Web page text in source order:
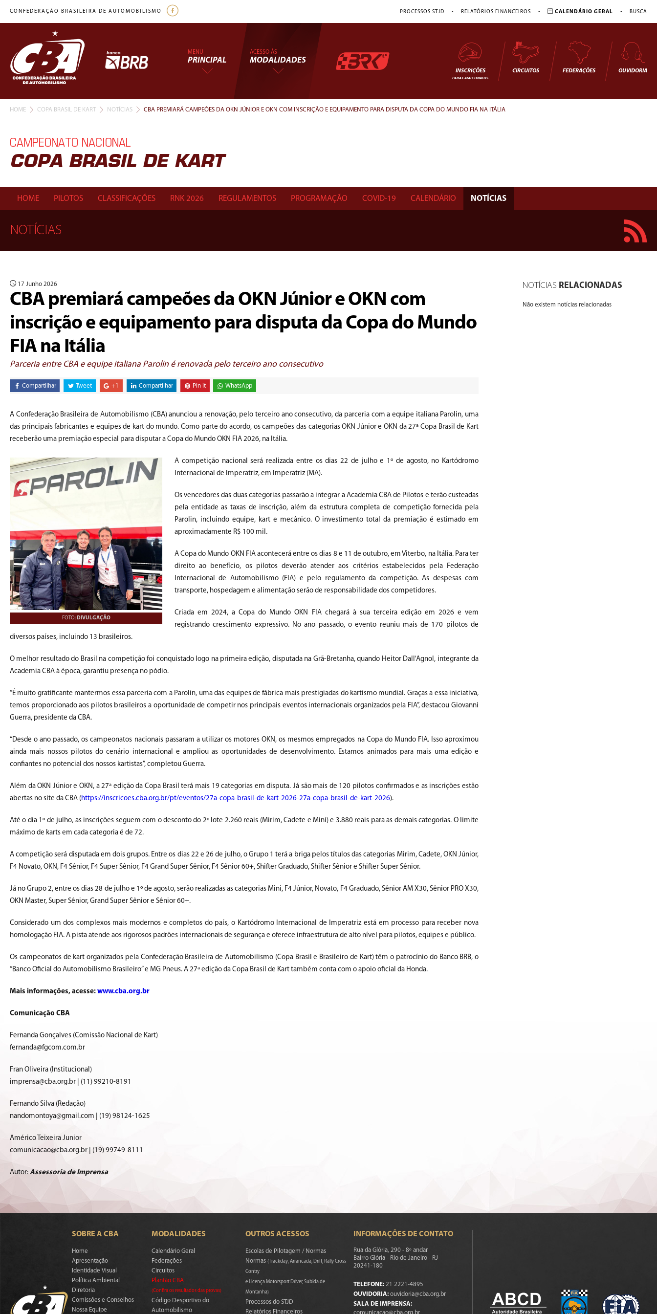
CONFEDERAÇÃO BRASILEIRA DE AUTOMOBILISMO PROCESSOS STJD • RELATÓRIOS FINANCEIROS • CALENDÁRIO GERAL • BUSCA
MENU
PRINCIPAL
ACESSO ÀS
MODALIDADES
INSCRIÇÕES
PARA CAMPEONATOS
CIRCUITOS FEDERAÇÕES OUVIDORIA
HOME COPA BRASIL DE KART NOTÍCIAS CBA PREMIARÁ CAMPEÕES DA OKN JÚNIOR E OKN COM INSCRIÇÃO E EQUIPAMENTO PARA DISPUTA DA COPA DO MUNDO FIA NA ITÁLIA
CAMPEONATO NACIONAL
COPA BRASIL DE KART
HOME PILOTOS CLASSIFICAÇÕES RNK 2026 REGULAMENTOS PROGRAMAÇÃO COVID-19 CALENDÁRIO NOTÍCIAS
NOTÍCIAS
17 Junho 2026
CBA premiará campeões da OKN Júnior e OKN com
inscrição e equipamento para disputa da Copa do Mundo
FIA na Itália
Parceria entre CBA e equipe italiana Parolin é renovada pelo terceiro ano consecutivo
Compartilhar Tweet +1 Compartilhar Pin it WhatsApp
A Confederação Brasileira de Automobilismo (CBA) anunciou a renovação, pelo terceiro ano consecutivo, da parceria com a equipe italiana Parolin, uma
das principais fabricantes e equipes de kart do mundo. Como parte do acordo, os campeões das categorias OKN Júnior e OKN da 27ª Copa Brasil de Kart
receberão uma premiação especial para disputar a Copa do Mundo OKN FIA 2026, na Itália.
FOTO: DIVULGAÇÃO
A competição nacional será realizada entre os dias 22 de julho e 1º de agosto, no Kartódromo
Internacional de Imperatriz, em Imperatriz (MA).
Os vencedores das duas categorias passarão a integrar a Academia CBA de Pilotos e terão custeadas
pela entidade as taxas de inscrição, além da estrutura completa de competição fornecida pela
Parolin, incluindo equipe, kart e mecânico. O investimento total da premiação é estimado em
aproximadamente R$ 100 mil.
A Copa do Mundo OKN FIA acontecerá entre os dias 8 e 11 de outubro, em Viterbo, na Itália. Para ter
direito ao benefício, os pilotos deverão atender aos critérios estabelecidos pela Federação
Internacional de Automobilismo (FIA) e pelo regulamento da competição. As despesas com
transporte, hospedagem e alimentação serão de responsabilidade dos competidores.
Criada em 2024, a Copa do Mundo OKN FIA chegará à sua terceira edição em 2026 e vem
registrando crescimento expressivo. No ano passado, o evento reuniu mais de 170 pilotos de
diversos países, incluindo 13 brasileiros.
O melhor resultado do Brasil na competição foi conquistado logo na primeira edição, disputada na Grã-Bretanha, quando Heitor Dall'Agnol, integrante da
Academia CBA à época, garantiu presença no pódio.
“É muito gratificante mantermos essa parceria com a Parolin, uma das equipes de fábrica mais prestigiadas do kartismo mundial. Graças a essa iniciativa,
temos proporcionado aos pilotos brasileiros a oportunidade de competir nos principais eventos internacionais organizados pela FIA”, destacou Giovanni
Guerra, presidente da CBA.
“Desde o ano passado, os campeonatos nacionais passaram a utilizar os motores OKN, os mesmos empregados na Copa do Mundo FIA. Isso aproximou
ainda mais nossos pilotos do cenário internacional e ampliou as oportunidades de desenvolvimento. Estamos animados para mais uma edição e
confiantes no potencial dos nossos kartistas”, completou Guerra.
Além da OKN Júnior e OKN, a 27ª edição da Copa Brasil terá mais 19 categorias em disputa. Já são mais de 120 pilotos confirmados e as inscrições estão
abertas no site da CBA (https://inscricoes.cba.org.br/pt/eventos/27a-copa-brasil-de-kart-2026-27a-copa-brasil-de-kart-2026).
Até o dia 1º de julho, as inscrições seguem com o desconto do 2º lote 2.260 reais (Mirim, Cadete e Mini) e 3.880 reais para as demais categorias. O limite
máximo de karts em cada categoria é de 72.
A competição será disputada em dois grupos. Entre os dias 22 e 26 de julho, o Grupo 1 terá a briga pelos títulos das categorias Mirim, Cadete, OKN Júnior,
F4 Novato, OKN, F4 Sênior, F4 Super Sênior, F4 Grand Super Sênior, F4 Sênior 60+, Shifter Graduado, Shifter Sênior e Shifter Super Sênior.
Já no Grupo 2, entre os dias 28 de julho e 1º de agosto, serão realizadas as categorias Mini, F4 Júnior, Novato, F4 Graduado, Sênior AM X30, Sênior PRO X30,
OKN Master, Super Sênior, Grand Super Sênior e Sênior 60+.
Considerado um dos complexos mais modernos e completos do país, o Kartódromo Internacional de Imperatriz está em processo para receber nova
homologação FIA. A pista atende aos rigorosos padrões internacionais de segurança e oferece infraestrutura de alto nível para pilotos, equipes e público.
Os campeonatos de kart organizados pela Confederação Brasileira de Automobilismo (Copa Brasil e Brasileiro de Kart) têm o patrocínio do Banco BRB, o
“Banco Oficial do Automobilismo Brasileiro” e MG Pneus. A 27ª edição da Copa Brasil de Kart também conta com o apoio oficial da Honda.
Mais informações, acesse: www.cba.org.br
Comunicação CBA
Fernanda Gonçalves (Comissão Nacional de Kart)
fernanda@fgcom.com.br
Fran Oliveira (Institucional)
imprensa@cba.org.br | (11) 99210-8191
Fernando Silva (Redação)
nandomontoya@gmail.com | (19) 98124-1625
Américo Teixeira Junior
comunicacao@cba.org.br | (19) 99749-8111
Autor: Assessoria de Imprensa
NOTÍCIAS RELACIONADAS
Não existem notícias relacionadas
SOBRE A CBA
Home
Apresentação
Identidade Visual
Política Ambiental
Diretoria
Comissões e Conselhos
Nossa Equipe
MODALIDADES
Calendário Geral
Federações
Circuitos
Plantão CBA
(Confira os resultados das provas)
Código Desportivo do
Automobilismo
OUTROS ACESSOS
Escolas de Pilotagem / Normas
Normas(Trackday, Arrancada, Drift, Rally Cross
Contry
e Licença Motorsport Driver, Subida de
Montanha)
Processos do STJD
Relatórios Financeiros
INFORMAÇÕES DE CONTATO
Rua da Glória, 290 - 8º andar
Bairro Glória - Rio de Janeiro - RJ
20241-180
TELEFONE: 21 2221-4895
OUVIDORIA: ouvidoria@cba.org.br
SALA DE IMPRENSA: